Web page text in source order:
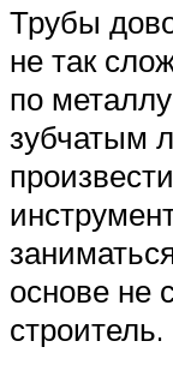
Трубы
не так
по
зубчатым
основе не
строитель.